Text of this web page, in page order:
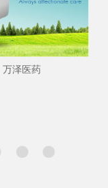
万泽医药